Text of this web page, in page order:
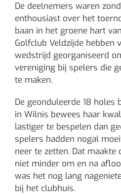
De deelnemers waren
enthousiast over het
baan in het groene hart
Golfclub Veldzijde hebben
wedstrijd georganiseerd
vereniging bij spelers die
te maken.
De geonduleerde 18 holes
in Wilnis bewees haar
lastiger te bespelen dan
spelers hadden nogal
neer te zetten. Dat
niet minder om en na
was het nog lang
bij het clubhuis.